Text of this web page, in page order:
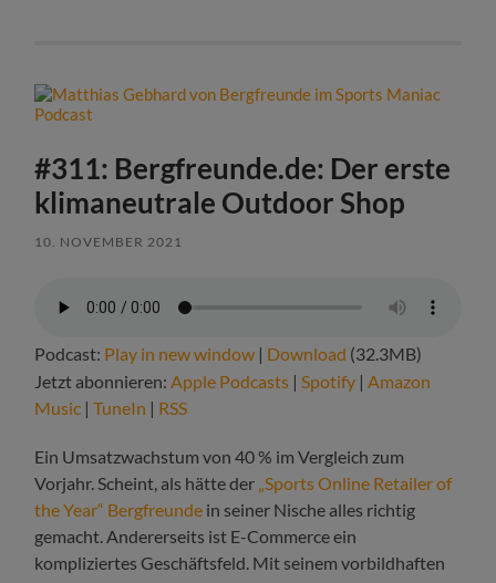
#311: Bergfreunde.de: Der erste
klimaneutrale Outdoor Shop
10. NOVEMBER 2021
Podcast: Play in new window | Download (32.3MB)
Jetzt abonnieren: Apple Podcasts | Spotify | Amazon
Music |TuneIn | RSS
Ein Umsatzwachstum von 40 % im Vergleich zum
Vorjahr. Scheint, als hätte der „Sports Online Retailer of
the Year“ Bergfreunde in seiner Nische alles richtig
gemacht. Andererseits ist E-Commerce ein
kompliziertes Geschäftsfeld. Mit seinem vorbildhaften